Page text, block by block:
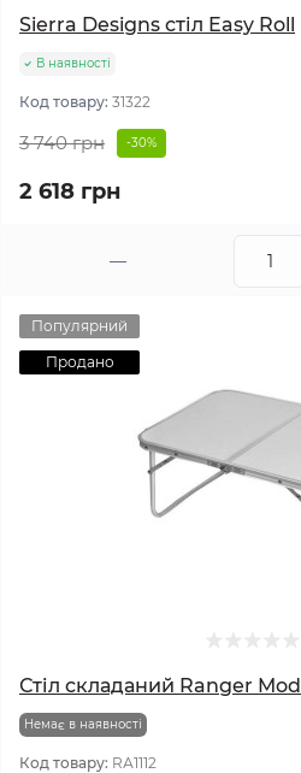
Sierra Designs стіл Easy Roll
В наявності
Код товару: 31322
3 740 грн -30%
2 618 грн
Популярний
Продано
Стіл складаний Ranger Mod
Немає в наявності
Код товару: RА1112